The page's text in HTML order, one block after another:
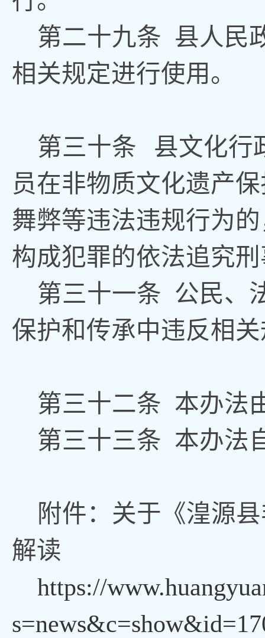
第二十九条 县人民
相关规定进行使用。
第三十条
县文化行
员在非物质文化遗产
舞弊等违法违规行为的
构成犯罪的依法追究
第三十一条 公民、
保护和传承中违反相
第三十二条 本办法
第三十三条 本办法
附件： 关于《湟源
解读
https://